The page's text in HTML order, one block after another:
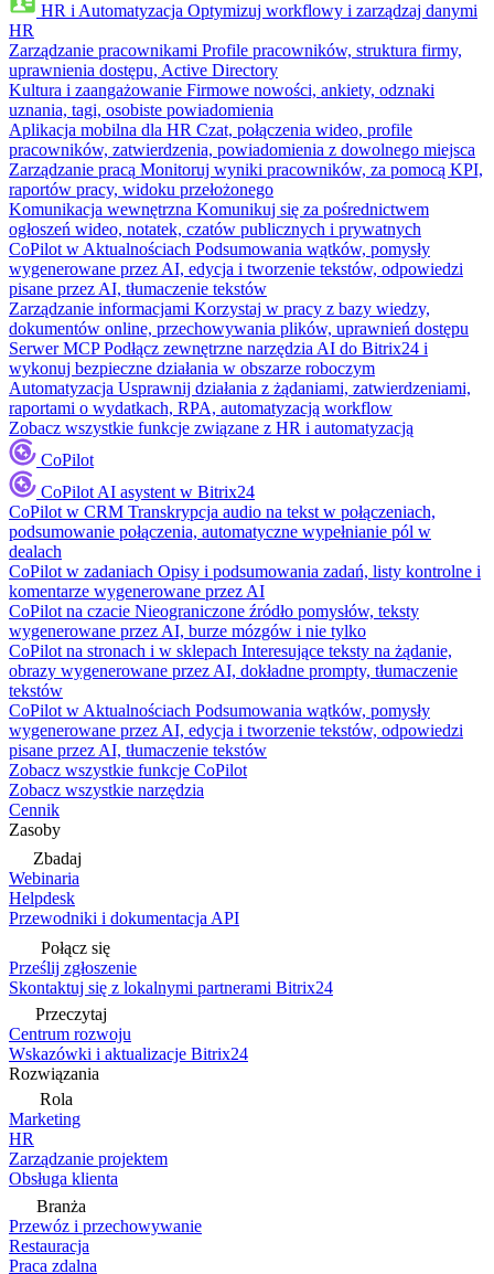
HR i Automatyzacja Optymizuj workflowy i zarządzaj danymi
HR
Zarządzanie pracownikami Profile pracowników, struktura firmy,
uprawnienia dostępu, Active Directory
Kultura i zaangażowanie Firmowe nowości, ankiety, odznaki
uznania, tagi, osobiste powiadomienia
Aplikacja mobilna dla HR Czat, połączenia wideo, profile
pracowników, zatwierdzenia, powiadomienia z dowolnego miejsca
Zarządzanie pracą Monitoruj wyniki pracowników, za pomocą KPI,
raportów pracy, widoku przełożonego
Komunikacja wewnętrzna Komunikuj się za pośrednictwem
ogłoszeń wideo, notatek, czatów publicznych i prywatnych
CoPilot w Aktualnościach Podsumowania wątków, pomysły
wygenerowane przez AI, edycja i tworzenie tekstów, odpowiedzi
pisane przez AI, tłumaczenie tekstów
Zarządzanie informacjami Korzystaj w pracy z bazy wiedzy,
dokumentów online, przechowywania plików, uprawnień dostępu
Serwer MCP Podłącz zewnętrzne narzędzia AI do Bitrix24 i
wykonuj bezpieczne działania w obszarze roboczym
Automatyzacja Usprawnij działania z żądaniami, zatwierdzeniami,
raportami o wydatkach, RPA, automatyzacją workflow
Zobacz wszystkie funkcje związane z HR i automatyzacją
CoPilot
CoPilot AI asystent w Bitrix24
CoPilot w CRM Transkrypcja audio na tekst w połączeniach,
podsumowanie połączenia, automatyczne wypełnianie pól w
dealach
CoPilot w zadaniach Opisy i podsumowania zadań, listy kontrolne i
komentarze wygenerowane przez AI
CoPilot na czacie Nieograniczone źródło pomysłów, teksty
wygenerowane przez AI, burze mózgów i nie tylko
CoPilot na stronach i w sklepach Interesujące teksty na żądanie,
obrazy wygenerowane przez AI, dokładne prompty, tłumaczenie
tekstów
CoPilot w Aktualnościach Podsumowania wątków, pomysły
wygenerowane przez AI, edycja i tworzenie tekstów, odpowiedzi
pisane przez AI, tłumaczenie tekstów
Zobacz wszystkie funkcje CoPilot
Zobacz wszystkie narzędzia
Cennik
Zasoby
Zbadaj
Webinaria
Helpdesk
Przewodniki i dokumentacja API
Połącz się
Prześlij zgłoszenie
Skontaktuj się z lokalnymi partnerami Bitrix24
Przeczytaj
Centrum rozwoju
Wskazówki i aktualizacje Bitrix24
Rozwiązania
Rola
Marketing
HR
Zarządzanie projektem
Obsługa klienta
Branża
Przewóz i przechowywanie
Restauracja
Praca zdalna